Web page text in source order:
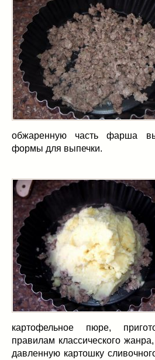
обжаренную часть фарша
формы для выпечки.
картофельное пюре,
правилам классического
давленную картошку